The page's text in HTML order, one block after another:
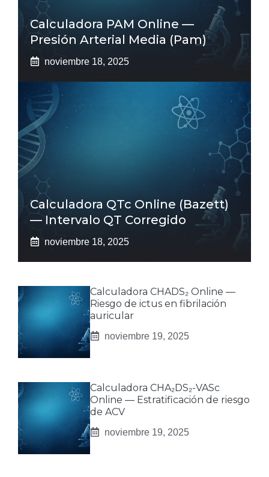
Calculadora PAM Online —
Presión Arterial Media (pam)
noviembre 18, 2025
Calculadora QTc Online (Bazett)
— Intervalo QT Corregido
noviembre 18, 2025
Calculadora CHADS₂ Online —
Riesgo de ictus en fibrilación
auricular
noviembre 19, 2025
Calculadora CHA₂DS₂-VASc
Online — Estratificación de riesgo
de ACV
noviembre 19, 2025